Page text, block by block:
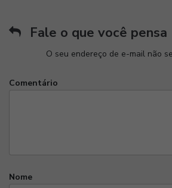
Fale o que você pensa
O seu endereço de e-mail não
Nome
Comentário